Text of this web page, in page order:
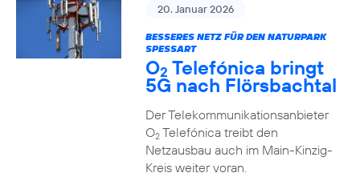
20. Januar 2026
BESSERES NETZ FÜR DEN NATURPARK
SPESSART
O2 Telefónica bringt
5G nach Flörsbachtal
Der Telekommunikationsanbieter
O2Telefónica treibt den
Netzausbau auch im Main-Kinzig-
Kreis weiter voran.